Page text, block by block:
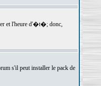
et l'heure d'�t�; donc,
s'il peut installer le pack de